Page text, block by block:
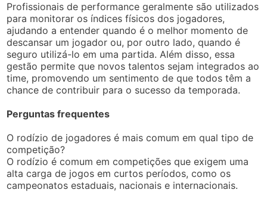
Profissionais de performance geralmente são utilizados
para monitorar os índices físicos dos jogadores,
ajudando a entender quando é o melhor momento de
descansar um jogador ou, por outro lado, quando é
seguro utilizá-lo em uma partida. Além disso, essa
gestão permite que novos talentos sejam integrados ao
time, promovendo um sentimento de que todos têm a
chance de contribuir para o sucesso da temporada.
Perguntas frequentes
O rodízio de jogadores é mais comum em qual tipo de
competição?
O rodízio é comum em competições que exigem uma
alta carga de jogos em curtos períodos, como os
campeonatos estaduais, nacionais e internacionais.